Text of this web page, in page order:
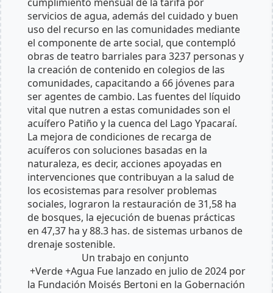
servicios de agua, además del cuidado y buen
uso del recurso en las comunidades mediante
el componente de arte social, que contempló
obras de teatro barriales para 3237 personas y
la creación de contenido en colegios de las
comunidades, capacitando a 66 jóvenes para
ser agentes de cambio. Las fuentes del líquido
vital que nutren a estas comunidades son el
acuífero Patiño y la cuenca del Lago Ypacaraí.
La mejora de condiciones de recarga de
acuíferos con soluciones basadas en la
naturaleza, es decir, acciones apoyadas en
intervenciones que contribuyan a la salud de
los ecosistemas para resolver problemas
sociales, lograron la restauración de 31,58 ha
de bosques, la ejecución de buenas prácticas
en 47,37 ha y 88.3 has. de sistemas urbanos de
drenaje sostenible.
Un trabajo en conjunto
+Verde +Agua Fue lanzado en julio de 2024 por
la Fundación Moisés Bertoni en la Gobernación